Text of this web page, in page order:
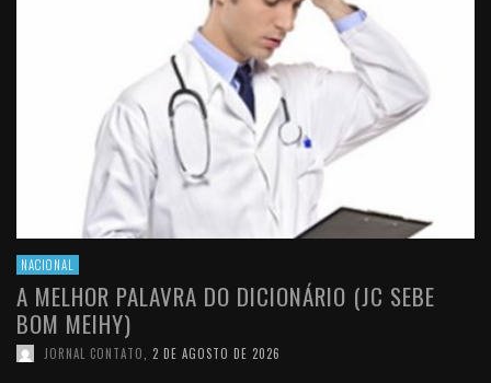
NACIONAL
A MELHOR PALAVRA DO DICIONÁRIO (JC SEBE
BOM MEIHY)
JORNAL CONTATO 2 DE AGOSTO DE 2026